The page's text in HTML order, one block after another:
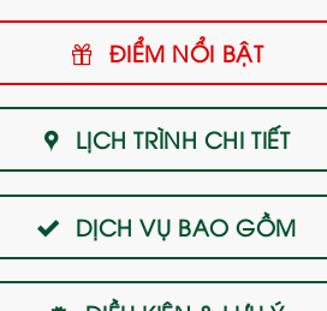
ĐIỂM NỔI BẬT
LỊCH TRÌNH CHI TIẾT
DỊCH VỤ BAO GỒM